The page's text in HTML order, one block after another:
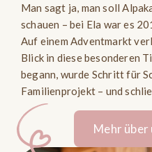
Man sagt ja, man soll
schauen – bei Ela war es
Auf einem Adventmarkt
Blick in diese besonderen
begann, wurde Schritt für
Familienprojekt – und
Mehr über